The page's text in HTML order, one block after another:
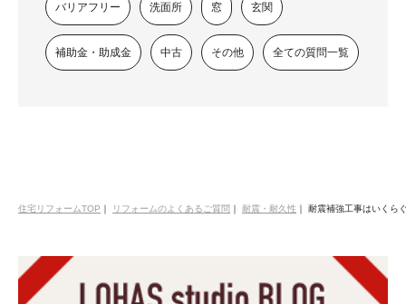
バリアフリー 洗面所 窓 玄関
補助金・助成金 中古 その他 全ての質問一覧
住宅リフォームTOP ｜ リフォームのよくあるご質問 ｜ 耐震・耐久性 ｜ 耐震補強工事はいくら